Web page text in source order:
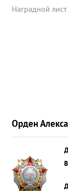
Наградной лист
Орден